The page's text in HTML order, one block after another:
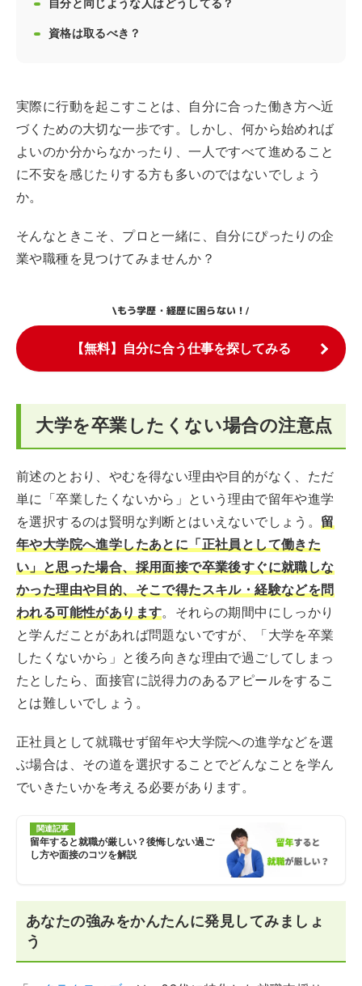
自分と同じような人はどうしてる？
資格は取るべき？
実際に行動を起こすことは、自分に合った働き方へ近
づくための大切な一歩です。しかし、何から始めれば
よいのか分からなかったり、一人ですべて進めること
に不安を感じたりする方も多いのではないでしょう
か。
そんなときこそ、プロと一緒に、自分にぴったりの企
業や職種を見つけてみませんか？
\もう学歴・経歴に困らない！/
【無料】自分に合う仕事を探してみる
大学を卒業したくない場合の注意点
前述のとおり、やむを得ない理由や目的がなく、ただ
単に「卒業したくないから」という理由で留年や進学
を選択するのは賢明な判断とはいえないでしょう。留
年や大学院へ進学したあとに「正社員として働きた
い」と思った場合、採用面接で卒業後すぐに就職しな
かった理由や目的、そこで得たスキル・経験などを問
われる可能性があります。それらの期間中にしっかり
と学んだことがあれば問題ないですが、「大学を卒業
したくないから」と後ろ向きな理由で過ごしてしまっ
たとしたら、面接官に説得力のあるアピールをするこ
とは難しいでしょう。
正社員として就職せず留年や大学院への進学などを選
ぶ場合は、その道を選択することでどんなことを学ん
でいきたいかを考える必要があります。
関連記事
留年すると就職が厳しい？後悔しない過ご
し方や面接のコツを解説
あなたの強みをかんたんに発見してみましょ
う